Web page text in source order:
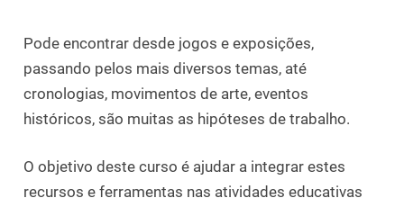
Pode encontrar desde jogos e exposições,
passando pelos mais diversos temas, até
cronologias, movimentos de arte, eventos
históricos, são muitas as hipóteses de trabalho.
O objetivo deste curso é ajudar a integrar estes
recursos e ferramentas nas atividades educativas